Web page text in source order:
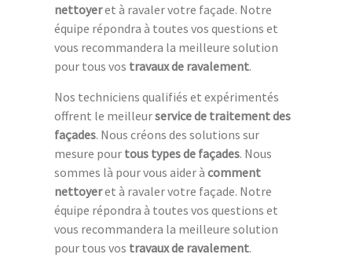
nettoyeret à ravaler votre façade. Notre
équipe répondra à toutes vos questions et
vous recommandera la meilleure solution
pour tous vos travaux de ravalement.
Nos techniciens qualifiés et expérimentés
offrent le meilleurservice de traitement des
façades. Nous créons des solutions sur
mesure pour tous types de façades. Nous
sommes là pour vous aider à comment
nettoyeret à ravaler votre façade. Notre
équipe répondra à toutes vos questions et
vous recommandera la meilleure solution
pour tous vos travaux de ravalement.